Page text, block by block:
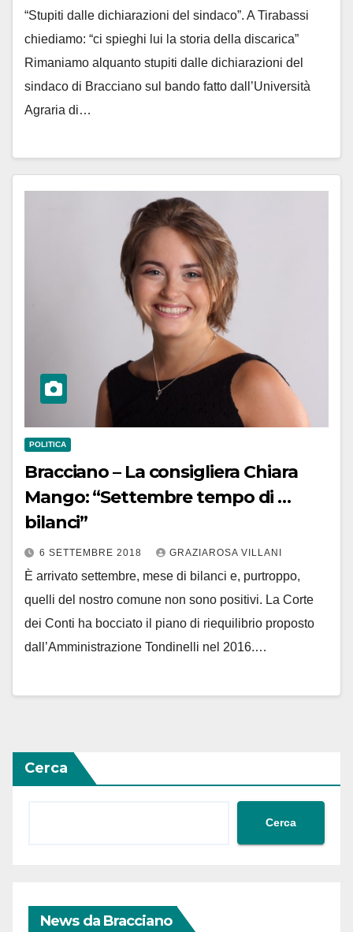
“Stupiti dalle dichiarazioni del sindaco”. A Tirabassi
chiediamo: “ci spieghi lui la storia della discarica”
Rimaniamo alquanto stupiti dalle dichiarazioni del
sindaco di Bracciano sul bando fatto dall’Università
Agraria di…
POLITICA
Bracciano – La consigliera Chiara
Mango: “Settembre tempo di …
bilanci”
6 SETTEMBRE 2018 GRAZIAROSA VILLANI
È arrivato settembre, mese di bilanci e, purtroppo,
quelli del nostro comune non sono positivi. La Corte
dei Conti ha bocciato il piano di riequilibrio proposto
dall’Amministrazione Tondinelli nel 2016.…
Cerca
Cerca
News da Bracciano